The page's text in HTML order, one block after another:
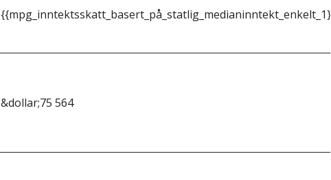
{{mpg_inntektsskatt_basert_på_statlig_medianinntekt_enkelt_1}}
&dollar;75 564